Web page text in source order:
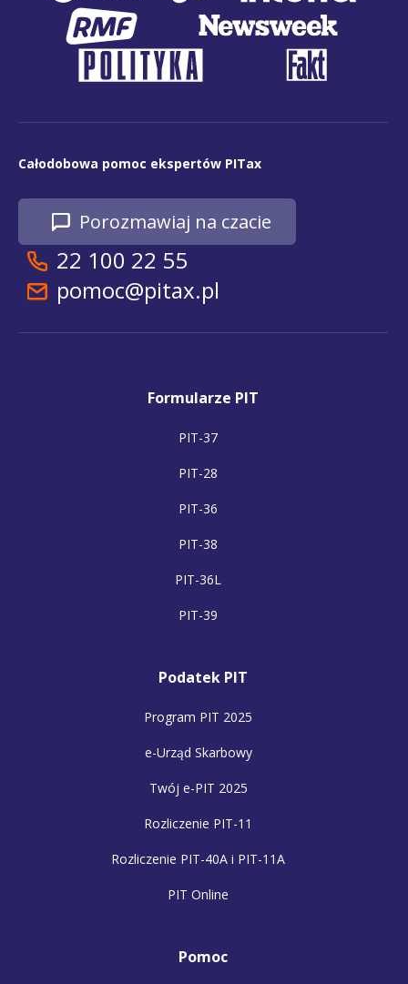
Całodobowa pomoc ekspertów PITax
Porozmawiaj na czacie
22 100 22 55
pomoc@pitax.pl
Formularze PIT
PIT-37
PIT-28
PIT-36
PIT-38
PIT-36L
PIT-39
Podatek PIT
Program PIT 2025
e-Urząd Skarbowy
Twój e-PIT 2025
Rozliczenie PIT-11
Rozliczenie PIT-40A i PIT-11A
PIT Online
Pomoc